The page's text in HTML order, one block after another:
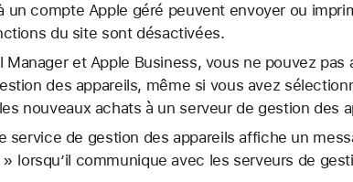
un compte Apple géré peuvent envoyer ou
du site sont désactivées.
Manager et Apple Business, vous ne pouvez pas
des appareils, même si vous avez
nouveaux achats à un serveur de gestion des
service de gestion des appareils affiche un
» lorsqu’il communique avec les serveurs de